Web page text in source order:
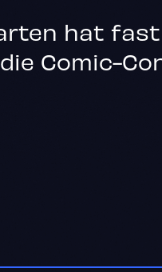
hat fast
Comic-